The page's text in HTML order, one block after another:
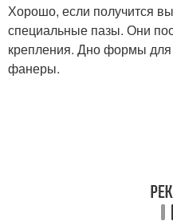
Хорошо, если получится
специальные пазы. Они
крепления. Дно формы для
фанеры.